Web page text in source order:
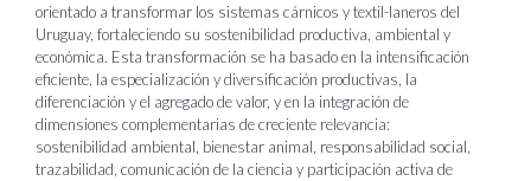
orientado a transformar los sistemas cárnicos y textil-laneros del
Uruguay, fortaleciendo su sostenibilidad productiva, ambiental y
económica. Esta transformación se ha basado en la intensificación
eficiente, la especialización y diversificación productivas, la
diferenciación y el agregado de valor, y en la integración de
dimensiones complementarias de creciente relevancia:
sostenibilidad ambiental, bienestar animal, responsabilidad social,
trazabilidad, comunicación de la ciencia y participación activa de